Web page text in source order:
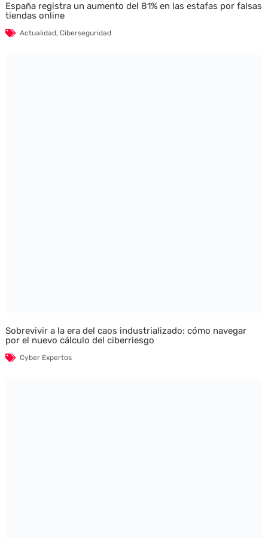
España registra un aumento del 81% en las estafas por falsas
tiendas online
Actualidad, Ciberseguridad
Sobrevivir a la era del caos industrializado: cómo navegar
por el nuevo cálculo del ciberriesgo
Cyber Expertos